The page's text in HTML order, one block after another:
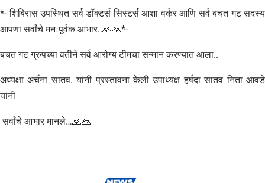
*- शिबिरास उपस्थित सर्व डॉक्टर्स सिस्टर्स आशा वर्कर आणि सर्व बचत गट सदस्य
आपणा सर्वांचे मनःपूर्वक आभार..🙏🙏*-
बचत गट ग्रुपच्या वतीने सर्व आरोग्य टीमचा सन्मान करण्यात आला..
अध्यक्षा अर्चना सातव. यांनी प्रस्तावना केली उपाध्यक्ष हर्षदा सातव निता आवडे
यांनी
सर्वांचे आभार मानले…🙏🙏